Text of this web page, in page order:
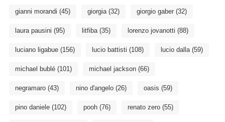
gianni morandi (45) giorgia(32) giorgio gaber(32)
laura pausini (95) litfiba(35) lorenzo jovanotti (88)
luciano ligabue(156) lucio battisti (108) lucio dalla(59)
michael bublé(101) michael jackson(66)
negramaro(43) nino d'angelo(26) oasis (59)
pino daniele(102) pooh(76) renato zero(55)